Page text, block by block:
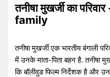
तनीषा मुखर्जी का
family
तनीषा मुखर्जी एक भारतीय बंगाली
में उनके माता-पिता बहन है. तनीषा
कि बॉलीवुड फिल्म निर्देशक है और